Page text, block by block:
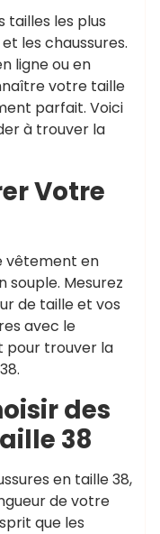
tailles les plus
les chaussures.
ligne ou en
votre taille
parfait. Voici
à trouver la
Votre
vêtement en
souple. Mesurez
de taille et vos
avec le
pour trouver la
des
38
en taille 38,
de votre
que les